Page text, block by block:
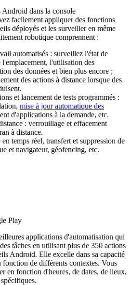
Android dans la console
facilement appliquer des fonctions
déployés et les surveiller en même
robotique comprennent :
automatisés : surveillez l'état de
l'utilisation des
des données et bien plus encore ;
des actions à distance lorsque des
et lancement de tests programmés :
mise à jour automatique des
d'applications à la demande, etc.
: verrouillage et effacement
à distance.
temps réel, transfert et suppression de
et navigateur, géofencing, etc.
Play
applications d'automatisation qui
tâches en utilisant plus de 350 actions
Android. Elle excelle dans sa capacité
fonction de différents contextes. Vous
en fonction d'heures, de dates, de lieux,